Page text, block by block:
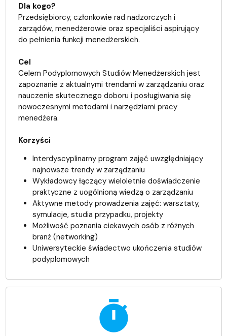
Dla kogo?
Przedsiębiorcy, członkowie rad nadzorczych i
zarządów, menedżerowie oraz specjaliści aspirujący
do pełnienia funkcji menedżerskich.
Cel
Celem Podyplomowych Studiów Menedżerskich jest
zapoznanie z aktualnymi trendami w zarządzaniu oraz
nauczenie skutecznego doboru i posługiwania się
nowoczesnymi metodami i narzędziami pracy
menedżera.
Korzyści
Interdyscyplinarny program zajęć uwzględniający
najnowsze trendy w zarządzaniu
Wykładowcy łączący wieloletnie doświadczenie
praktyczne z uogólnioną wiedzą o zarządzaniu
Aktywne metody prowadzenia zajęć: warsztaty,
symulacje, studia przypadku, projekty
Możliwość poznania ciekawych osób z różnych
branż (networking)
Uniwersyteckie świadectwo ukończenia studiów
podyplomowych
timer